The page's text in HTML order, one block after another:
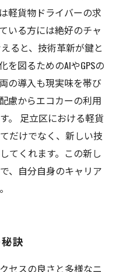
軽貨物ドライバーの求
いる方には絶好のチャ
ると、技術革新が鍵と
図るためのAIやGPSの
の導入も現実味を帯び
慮からエコカーの利用
。 足立区における軽貨
だけでなく、新しい技
てくれます。この新し
、自分自身のキャリア
訣
セスの良さと多様なニ